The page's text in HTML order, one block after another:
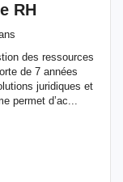
RH
des ressources
de 7 années
juridiques et
permet d’ac...